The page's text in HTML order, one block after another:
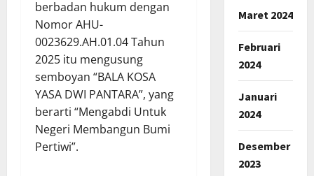
berbadan hukum dengan
Nomor AHU-
0023629.AH.01.04 Tahun
2025 itu mengusung
semboyan “BALA KOSA
YASA DWI PANTARA”, yang
berarti “Mengabdi Untuk
Negeri Membangun Bumi
Pertiwi”.
Maret 2024
Februari
2024
Januari
2024
Desember
2023